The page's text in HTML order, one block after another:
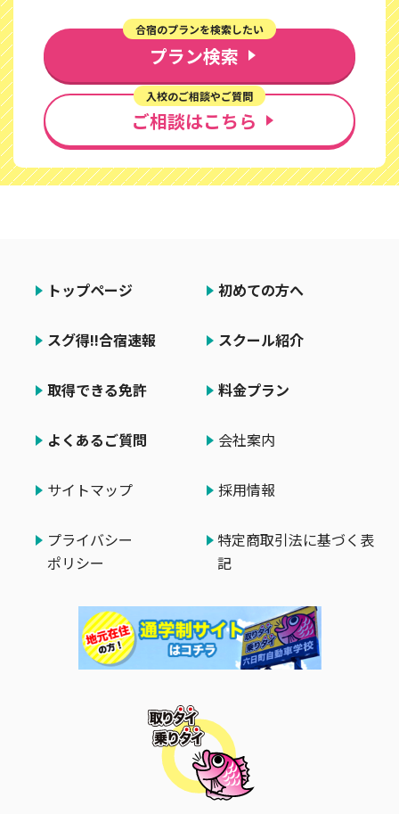
プラン検索
合宿のプランを検索したい
ご相談はこちら
入校のご相談やご質問
トップページ 初めての方へ
スグ得!!合宿速報 スクール紹介
取得できる免許 料金プラン
よくあるご質問 会社案内
サイトマップ 採用情報
プライバシー
ポリシー
特定商取引法に基づく表
記